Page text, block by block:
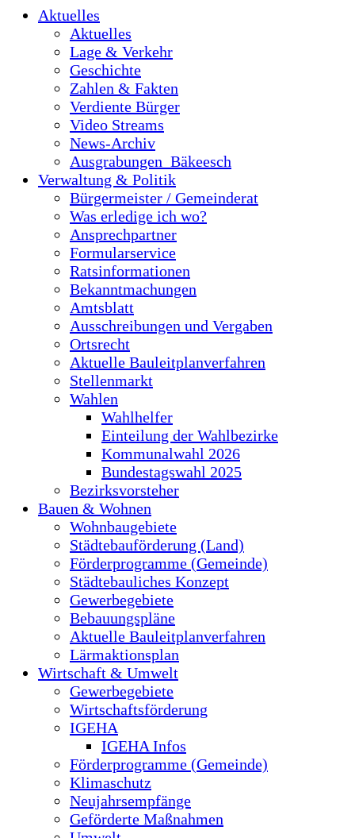
Aktuelles
Aktuelles
Lage & Verkehr
Geschichte
Zahlen & Fakten
Verdiente Bürger
Video Streams
News-Archiv
Ausgrabungen_Bäkeesch
Verwaltung & Politik
Bürgermeister / Gemeinderat
Was erledige ich wo?
Ansprechpartner
Formularservice
Ratsinformationen
Bekanntmachungen
Amtsblatt
Ausschreibungen und Vergaben
Ortsrecht
Aktuelle Bauleitplanverfahren
Stellenmarkt
Wahlen
Wahlhelfer
Einteilung der Wahlbezirke
Kommunalwahl 2026
Bundestagswahl 2025
Bezirksvorsteher
Bauen & Wohnen
Wohnbaugebiete
Städtebauförderung (Land)
Förderprogramme (Gemeinde)
Städtebauliches Konzept
Gewerbegebiete
Bebauungspläne
Aktuelle Bauleitplanverfahren
Lärmaktionsplan
Wirtschaft & Umwelt
Gewerbegebiete
Wirtschaftsförderung
IGEHA
IGEHA Infos
Förderprogramme (Gemeinde)
Klimaschutz
Neujahrsempfänge
Geförderte Maßnahmen